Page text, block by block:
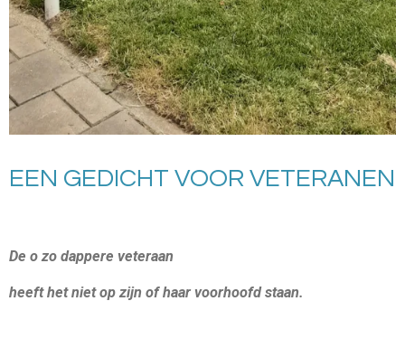
EEN GEDICHT VOOR VETERANEN
De o zo dappere veteraan
heeft het niet op zijn of haar voorhoofd staan.